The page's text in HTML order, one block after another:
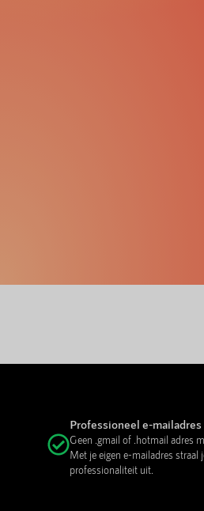
Professioneel e-mailadres
Geen .gmail of .hotmail adres
Met je eigen e-mailadres straal
professionaliteit uit.